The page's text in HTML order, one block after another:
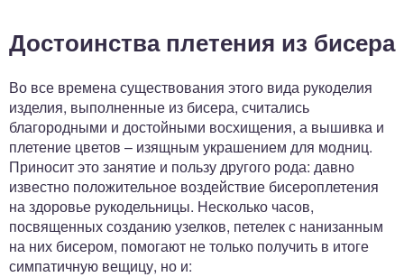
Достоинства плетения из бисера
Во все времена существования этого вида рукоделия
изделия, выполненные из бисера, считались
благородными и достойными восхищения, а вышивка и
плетение цветов – изящным украшением для модниц.
Приносит это занятие и пользу другого рода: давно
известно положительное воздействие бисероплетения
на здоровье рукодельницы. Несколько часов,
посвященных созданию узелков, петелек с нанизанным
на них бисером, помогают не только получить в итоге
симпатичную вещицу, но и: